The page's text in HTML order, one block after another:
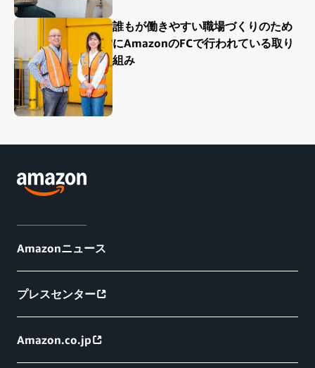
誰もが働きやすい職場づくりのため
にAmazonのFCで行われている取り
組み
Amazonニュース
プレスセンター
Amazon.co.jp